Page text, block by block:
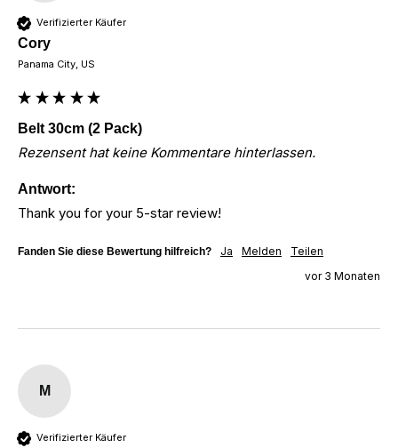
Verifizierter Käufer
Cory
Panama City, US
Belt 30cm (2 Pack)
Rezensent hat keine Kommentare hinterlassen.
Antwort:
Thank you for your 5-star review!
Fanden Sie diese Bewertung hilfreich? Ja Melden
Teilen
vor 3 Monaten
M
Verifizierter Käufer